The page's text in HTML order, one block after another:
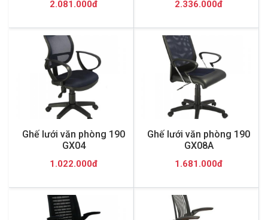
2.081.000đ 2.336.000đ
Ghế lưới văn phòng 190
GX04
1.022.000đ
Ghế lưới văn phòng 190
GX08A
1.681.000đ